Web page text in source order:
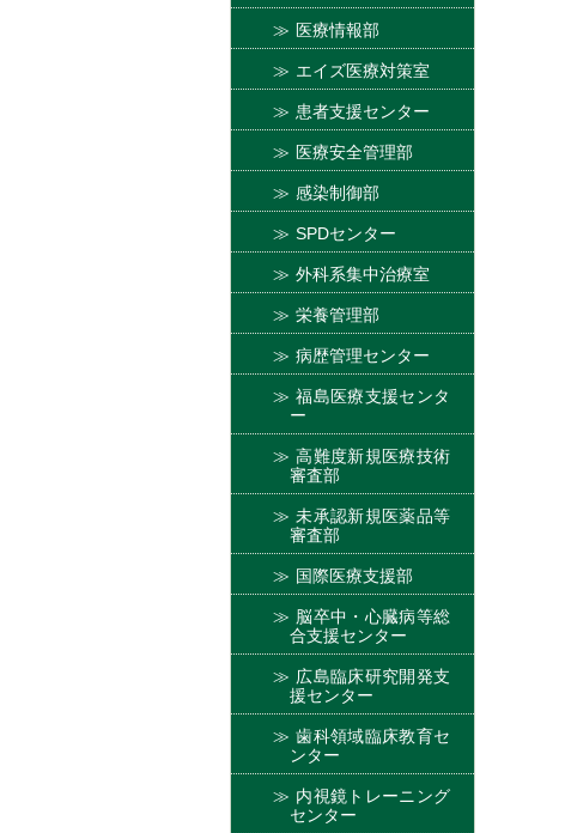
医療情報部
エイズ医療対策室
患者支援センター
医療安全管理部
感染制御部
SPDセンター
外科系集中治療室
栄養管理部
病歴管理センター
福島医療支援センタ
ー
高難度新規医療技術
審査部
未承認新規医薬品等
審査部
国際医療支援部
脳卒中・心臓病等総
合支援センター
広島臨床研究開発支
援センター
歯科領域臨床教育セ
ンター
内視鏡トレーニング
センター